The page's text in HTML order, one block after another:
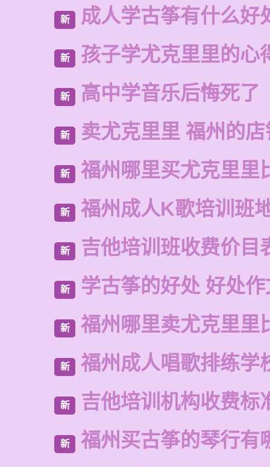
新 成人学古筝有什么好
新 孩子学尤克里里的心
新 高中学音乐后悔死了
新 卖尤克里里 福州的店
新 福州哪里买尤克里里
新 福州成人K歌培训班
新 吉他培训班收费价目
新 学古筝的好处 好处作
新 福州哪里卖尤克里里
新 福州成人唱歌排练学
新 吉他培训机构收费标
新 福州买古筝的琴行有